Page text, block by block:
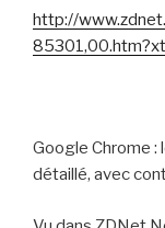
http://
Google Chrome :
détaillé, avec